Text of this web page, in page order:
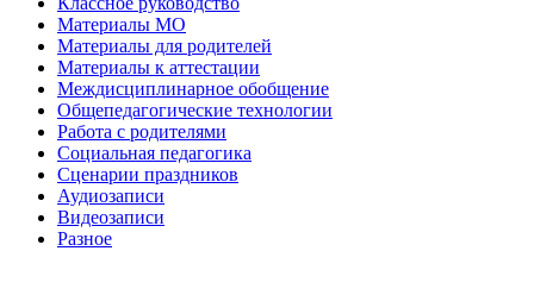
Материалы МО
Материалы для родителей
Материалы к аттестации
Междисциплинарное обобщение
Общепедагогические технологии
Работа с родителями
Социальная педагогика
Сценарии праздников
Аудиозаписи
Видеозаписи
Разное